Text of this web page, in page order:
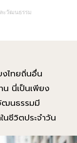
ะวัฒนธรรม
ไทยถิ่นอื่น
นี่เป็นเพียง
ฒนธรรมมี
นชีวิตประจำวัน